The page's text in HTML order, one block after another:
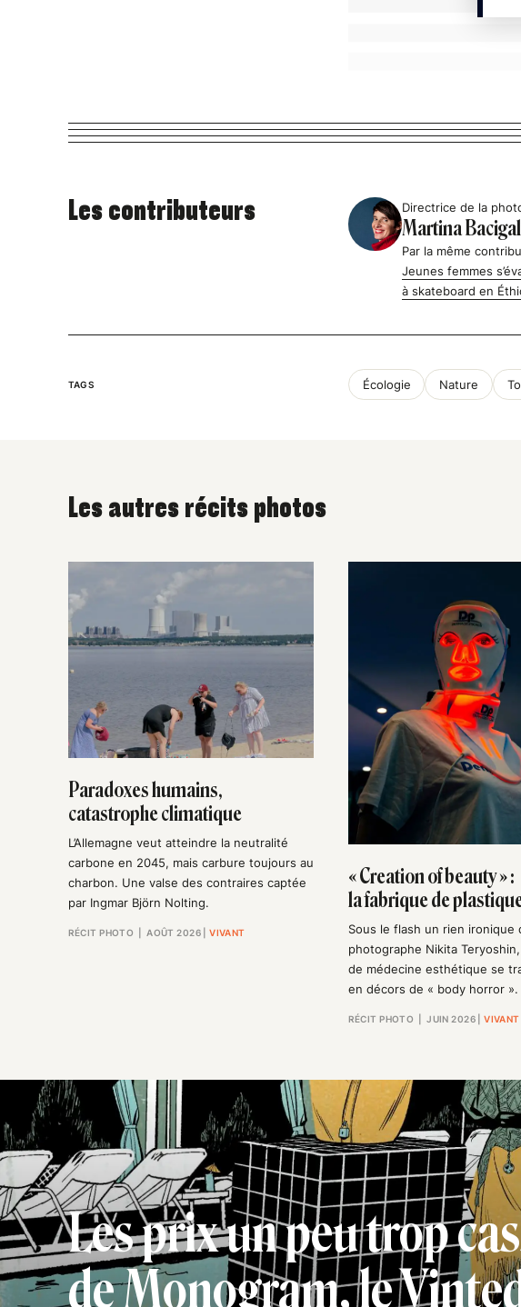
Les contributeurs Directrice de la
Martina
Par la même
Jeunes femmes
à skateboard en
TAGS Écologie Nature
Les autres récits photos
Paradoxes humains,
catastrophe climatique
L’Allemagne veut atteindre la neutralité
carbone en 2045, mais carbure toujours au
charbon. Une valse des contraires captée
par Ingmar Björn Nolting.
RÉCIT PHOTO | AOÛT 2026|VIVANT
« Creation of beauty » :
la fabrique de
Sous le flash un rien ironique
photographe Nikita
de médecine esthétique se
en décors de « body horror ».
RÉCIT PHOTO | JUIN 2026|VIVANT
Les prix un peu trop
de Monogram, le